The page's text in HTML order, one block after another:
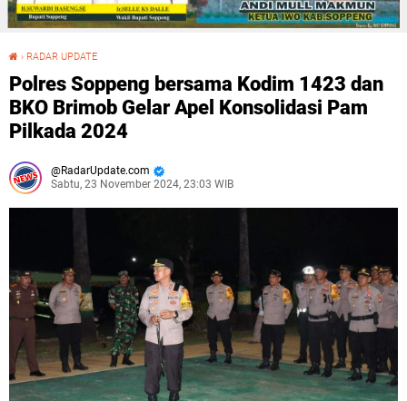
› RADAR UPDATE
Polres Soppeng bersama Kodim 1423 dan
BKO Brimob Gelar Apel Konsolidasi Pam
Pilkada 2024
RadarUpdate.com
Sabtu, 23 November 2024, 23:03 WIB